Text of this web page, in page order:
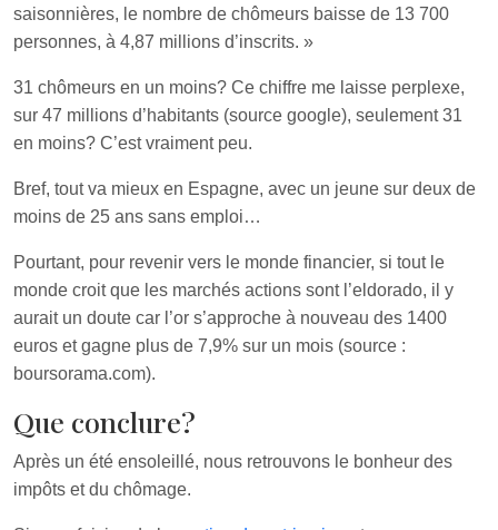
saisonnières, le nombre de chômeurs baisse de 13 700
personnes, à 4,87 millions d’inscrits. »
31 chômeurs en un moins? Ce chiffre me laisse perplexe,
sur 47 millions d’habitants (source google), seulement 31
en moins? C’est vraiment peu.
Bref, tout va mieux en Espagne, avec un jeune sur deux de
moins de 25 ans sans emploi…
Pourtant, pour revenir vers le monde financier, si tout le
monde croit que les marchés actions sont l’eldorado, il y
aurait un doute car l’or s’approche à nouveau des 1400
euros et gagne plus de 7,9% sur un mois (source :
boursorama.com).
Que conclure?
Après un été ensoleillé, nous retrouvons le bonheur des
impôts et du chômage.